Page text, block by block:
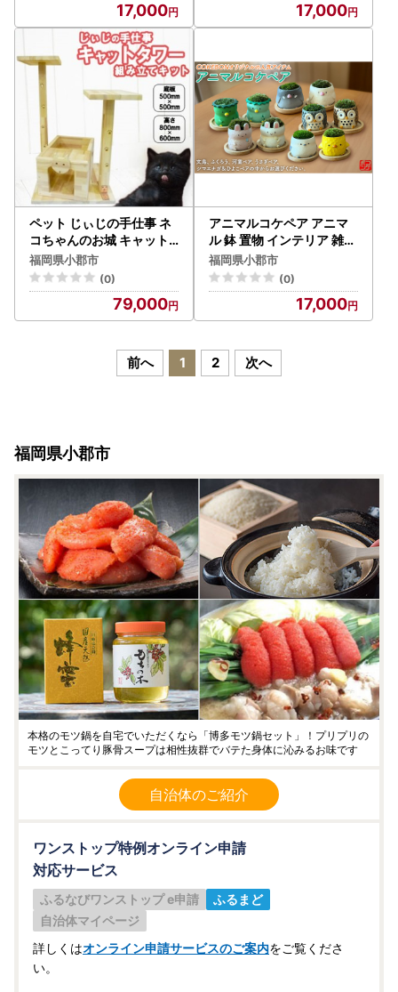
17,000 17,000
ペット じぃじの手仕事 ネ
コちゃんのお城 キャット
タワー 組み立てキット 日
用品 雑貨 インテリア 玩具
福岡県小郡市
(0)
79,000
アニマルコケペア アニマ
ル 鉢 置物 インテリア 雑貨
河童ペア
福岡県小郡市
(0)
17,000
前へ 1 2 次へ
福岡県小郡市
本格のモツ鍋を自宅でいただくなら「博多モツ鍋セット」！プリプリの
モツとこってり豚骨スープは相性抜群でバテた身体に沁みるお味です
自治体のご紹介
ワンストップ特例オンライン申請
対応サービス
ふるなびワンストップ e申請
ふるまど
自治体マイページ
詳しくはオンライン申請サービスのご案内をご覧くださ
い。